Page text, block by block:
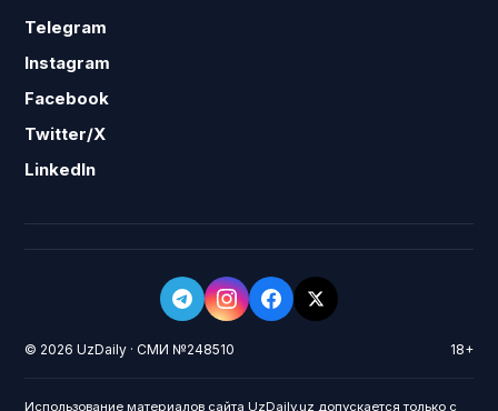
Telegram
Instagram
Facebook
Twitter/X
LinkedIn
© 2026 UzDaily · СМИ №248510 18+
Использование материалов сайта UzDaily.uz допускается только с